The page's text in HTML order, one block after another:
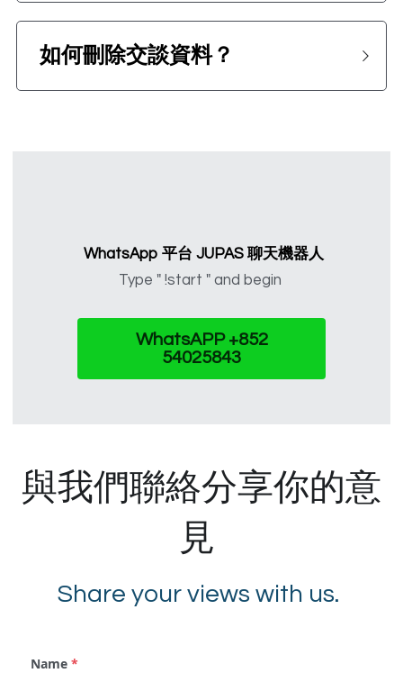
如何刪除交談資料？
WhatsApp 平台 JUPAS 聊天機器人
Type " !start " and begin
WhatsAPP +852
54025843
與我們聯絡分享你的意
見
Share your views with us.
Name*